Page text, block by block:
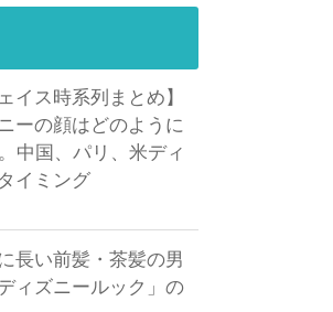
イス時系列まとめ】
ーの顔はどのように
中国、パリ、米ディ
イミング
長い前髪・茶髪の男
ィズニールック」の